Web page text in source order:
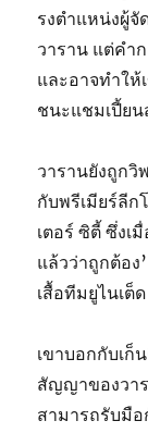
รงตําแหน่งผู้
วาราน แต่คํา
และอาจทําให้
ชนะแชมเปี้ย
วารานยังถูกวิ
กับพรีเมียร์ลี
เตอร์ ซิตี้ ซึ่งเ
แล้วว่าถูกต้อง
เสื้อทีมยูไนเต็ด
เขาบอกกับเก็
สัญญาของวาร
สามารถรับมื